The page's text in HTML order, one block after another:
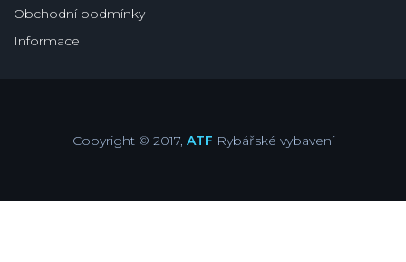
Obchodní podmínky
Informace
Copyright © 2017, ATF Rybářské vybavení